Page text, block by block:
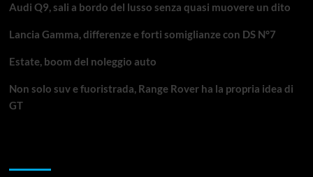
Audi Q9, sali a bordo del lusso senza quasi muovere un dito
Lancia Gamma, differenze e forti somiglianze con DS N°7
Estate, boom del noleggio auto
Non solo suv e fuoristrada, Range Rover ha la propria idea di
GT